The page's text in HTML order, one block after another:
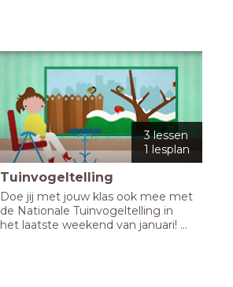
3 lessen
1 lesplan
Tuinvogeltelling
Doe jij met jouw klas ook mee met
de Nationale Tuinvogeltelling in
het laatste weekend van januari! ...